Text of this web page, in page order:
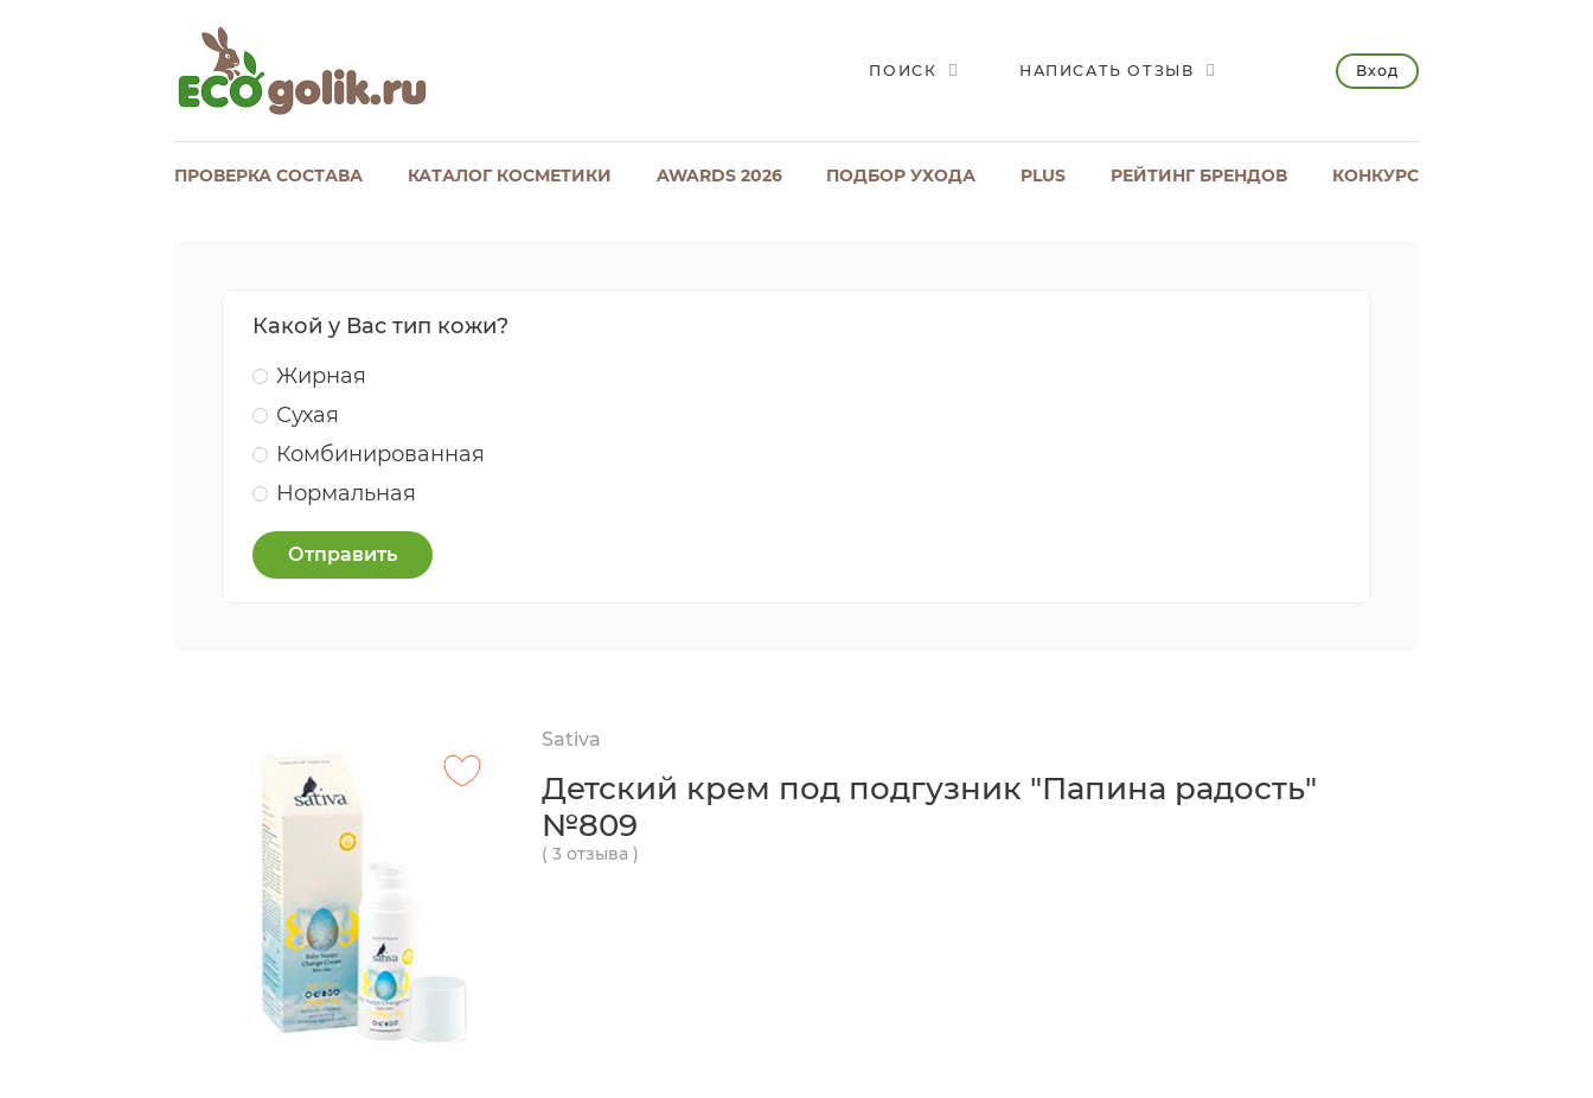
ПОИСК НАПИСАТЬ ОТЗЫВ Вход
ПРОВЕРКА СОСТАВА КАТАЛОГ КОСМЕТИКИ AWARDS 2026 ПОДБОР УХОДА PLUS РЕЙТИНГ БРЕНДОВ КОНКУРС
Какой у Вас тип кожи?
Жирная
Сухая
Комбинированная
Нормальная
Отправить
Sativa
Детский крем под подгузник "Папина радость"
№809
( 3 отзыва )